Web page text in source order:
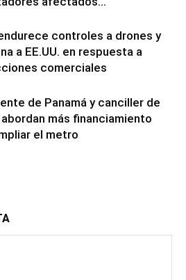
controles a drones y
a EE.UU. en respuesta a
comerciales
de Panamá y canciller de
más financiamiento
el metro